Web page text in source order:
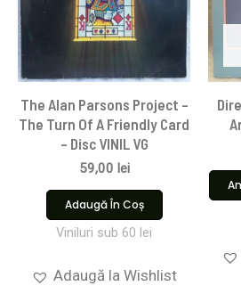
The Alan Parsons Project –
The Turn Of A Friendly Card
– Disc VINIL VG
59,00 lei
Adaugă În Coș
Viniluri sub 60 lei
Adaugă la Wishlist